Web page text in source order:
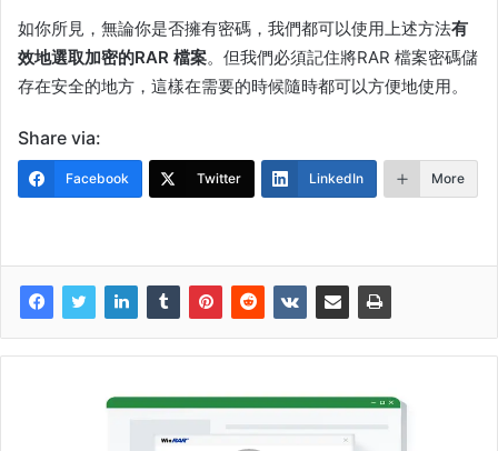
如你所見，無論你是否擁有密碼，我們都可以使用上述方法有
效地選取加密的RAR 檔案。但我們必須記住將RAR 檔案密碼儲
存在安全的地方，這樣在需要的時候隨時都可以方便地使用。
Share via:
Facebook Twitter LinkedIn More